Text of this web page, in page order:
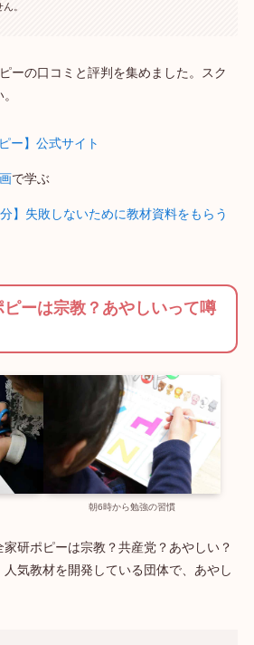
。
ーの口コミと評判を集めました。スク
ー】公式サイト
で学ぶ
】失敗しないために教材資料をもらう
ピーは宗教？あやしいって噂
朝6時から勉強の習慣
研ポピーは宗教？共産党？あやしい？
気教材を開発している団体で、あやし